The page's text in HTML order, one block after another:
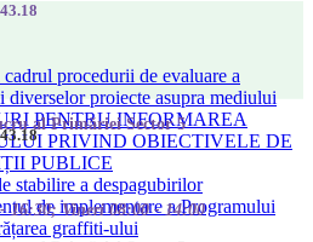
procedurii de evaluare a
diverselor proiecte asupra mediului
PENTRU INFORMAREA
PRIVIND OBIECTIVELE DE
PUBLICE
stabilire a despagubirilor
de implementare a Programului
graffiti-ului
al Primăriei Sector 5
16:30; Vineri 08:00 - 14:00